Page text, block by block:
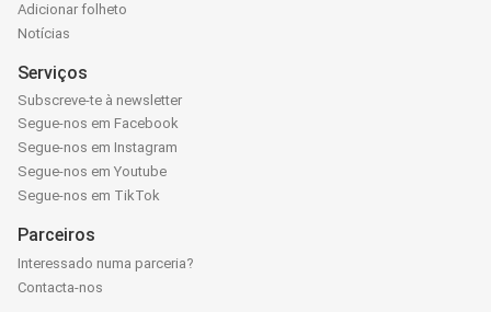
Adicionar folheto
Notícias
Serviços
Subscreve-te à newsletter
Segue-nos em Facebook
Segue-nos em Instagram
Segue-nos em Youtube
Segue-nos em TikTok
Parceiros
Interessado numa parceria?
Contacta-nos